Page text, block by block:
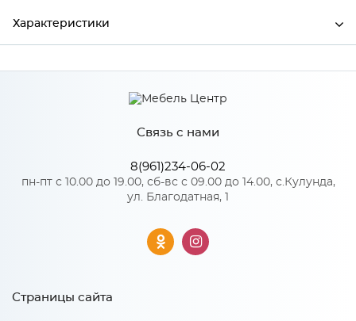
Характеристики
Ширина 790
490
220
Торговый дом "Улгран"
Темно-серый 309
Искусственный камень
Особенности
Связь с нами
8(961)234-06-02
пн-пт с 10.00 до 19.00, сб-вс с 09.00 до 14.00, с.Кулунда,
ул. Благодатная, 1
Страницы сайта